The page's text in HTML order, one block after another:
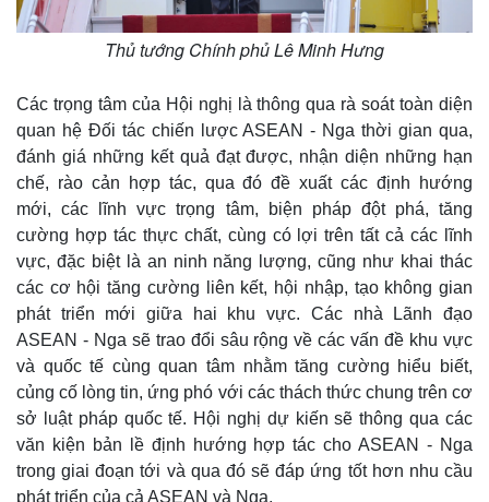
Quan sát
Cuộc sống đó đây
Hồ sơ
Multimedia
Video
Ảnh
E-Magazine
Infographic
Thủ tướng Chính phủ Lê Minh Hưng
Các trọng tâm của Hội nghị là thông qua rà soát toàn diện
quan hệ Đối tác chiến lược ASEAN - Nga thời gian qua,
đánh giá những kết quả đạt được, nhận diện những hạn
chế, rào cản hợp tác, qua đó đề xuất các định hướng
mới, các lĩnh vực trọng tâm, biện pháp đột phá, tăng
cường hợp tác thực chất, cùng có lợi trên tất cả các lĩnh
vực, đặc biệt là an ninh năng lượng, cũng như khai thác
các cơ hội tăng cường liên kết, hội nhập, tạo không gian
phát triển mới giữa hai khu vực. Các nhà Lãnh đạo
ASEAN - Nga sẽ trao đổi sâu rộng về các vấn đề khu vực
và quốc tế cùng quan tâm nhằm tăng cường hiểu biết,
củng cố lòng tin, ứng phó với các thách thức chung trên cơ
sở luật pháp quốc tế. Hội nghị dự kiến sẽ thông qua các
văn kiện bản lề định hướng hợp tác cho ASEAN - Nga
trong giai đoạn tới và qua đó sẽ đáp ứng tốt hơn nhu cầu
phát triển của cả ASEAN và Nga.